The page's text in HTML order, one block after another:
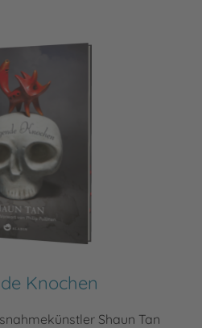
Knochen
Shaun Tan